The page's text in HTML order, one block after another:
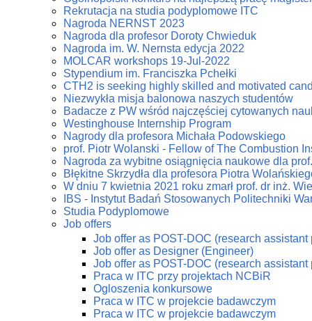
Rekrutacja na studia podyplomowe ITC
Nagroda NERNST 2023
Nagroda dla profesor Doroty Chwieduk
Nagroda im. W. Nernsta edycja 2022
MOLCAR workshops 19-Jul-2022
Stypendium im. Franciszka Pchełki
CTH2 is seeking highly skilled and motivated
Niezwykła misja balonowa naszych studentów
Badacze z PW wśród najczęściej cytowanych
Westinghouse Internship Program
Nagrody dla profesora Michała Podowskiego
prof. Piotr Wolanski - Fellow of The Combustion
Nagroda za wybitne osiągnięcia naukowe dla
Błękitne Skrzydła dla profesora Piotra
W dniu 7 kwietnia 2021 roku zmarł prof. dr inż.
IBS - Instytut Badań Stosowanych Politechniki
Studia Podyplomowe
Job offers
Job offer as POST-DOC (research assistant
Job offer as Designer (Engineer)
Job offer as POST-DOC (research assistant
Praca w ITC przy projektach NCBiR
Ogloszenia konkursowe
Praca w ITC w projekcie badawczym
Praca w ITC w projekcie badawczym